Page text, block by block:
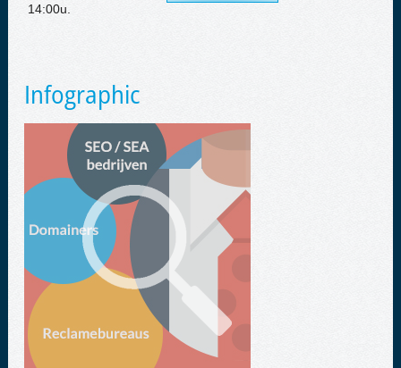
14:00u.
Infographic